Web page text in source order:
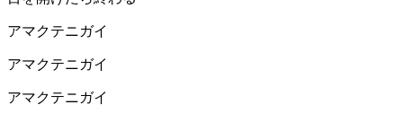
アマクテニガイ
アマクテニガイ
アマクテニガイ